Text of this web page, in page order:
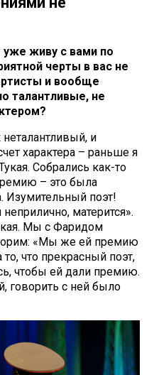
уже живу с вами по
черты в вас не
и вообще
талантливые, не
и
характера – раньше я
Собрались как-то
– это была
Изумительный поэт!
матерится».
Мы с Фаридом
«Мы же ей премию
что прекрасный поэт,
чтобы ей дали премию.
говорить с ней было